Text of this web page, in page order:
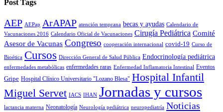
Post Tags
AEP AEPap ArAPAP atención temprana becas y ayudas Calendario de
Vacunaciones 2016 Calendario Oficial de Vacunaciones Cirugía Pediátrica Comité
Asesor de Vacunas Congreso cooperación internacional covid-19 Curso de
Bioética Cursos Dirección General de Salud Pública Endocrinología pediátrica
enfermedades metabólicas enfermedades raras Enfermedad Inflamatoria Intestinal Eventos
Gripe Hospital Clínico Universitario "Lozano Blesa" Hospital Infantil
Miguel Servet IACS IHAN Jornadas y cursos
lactancia materna Neonatología Neurología pediátrica neuropediatría Noticias